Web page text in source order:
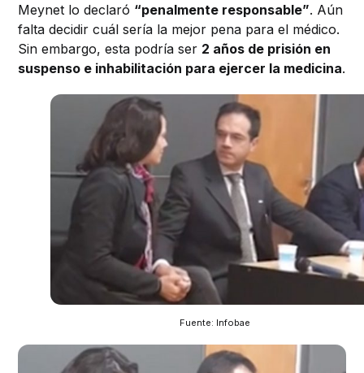
Meynet lo declaró “penalmente responsable”. Aún
falta decidir cuál sería la mejor pena para el médico.
Sin embargo, esta podría ser 2 años de prisión en
suspenso e inhabilitación para ejercer la medicina.
Fuente: Infobae